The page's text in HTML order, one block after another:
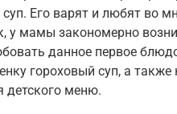
Его варят и любят во
у мамы закономерно
данное первое
гороховый суп, а
детского меню.